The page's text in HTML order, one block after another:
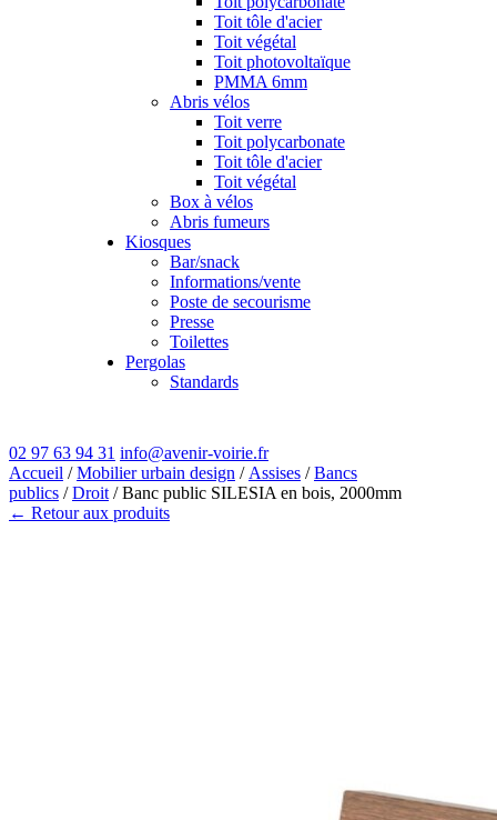
Toit tôle d'acier
Toit végétal
Toit photovoltaïque
PMMA 6mm
Abris vélos
Toit verre
Toit polycarbonate
Toit tôle d'acier
Toit végétal
Box à vélos
Abris fumeurs
Kiosques
Bar/snack
Informations/vente
Poste de secourisme
Presse
Toilettes
Pergolas
Standards
02 97 63 94 31 info@avenir-voirie.fr
Accueil /Mobilier urbain design / Assises /Bancs
publics /Droit / Banc public SILESIA en bois, 2000mm
← Retour aux produits